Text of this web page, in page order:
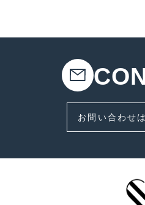
お問い合わせ